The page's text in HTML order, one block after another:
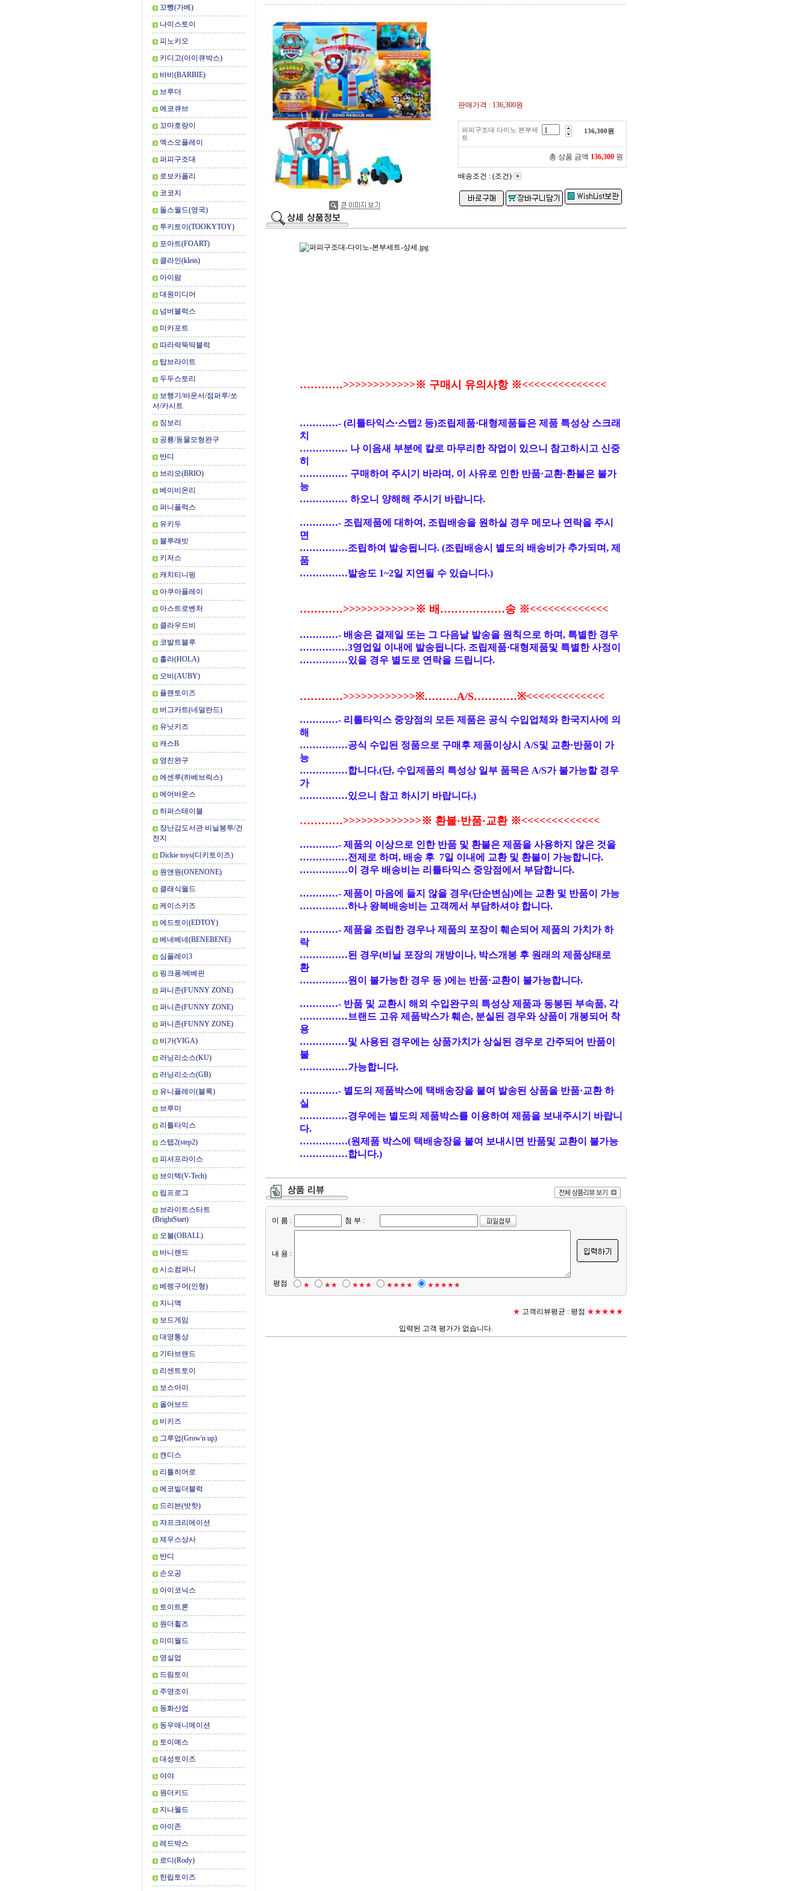
꼬뺑(가베)
나이스토이
피노키오
키디고(아이큐박스)
바비(BARBIE)
브루더
에코큐브
꼬마호랑이
엑스오플레이
퍼피구조대
로보카폴리
코코지
돌스월드(영국)
투키토이(TOOKYTOY)
포아트(FOART)
클라인(klein)
아이팜
대원미디어
넘버블럭스
미카포트
따라락뚝딱블럭
탑브라이트
두두스토리
보행기/바운서/점퍼루/쏘
서/카시트
짐보리
공룡/동물모형완구
반디
브리오(BRIO)
베이비온리
퍼니플럭스
유키두
블루래빗
키저스
캐치티니핑
아쿠아플레이
아스트로벤처
클라우드비
코발트블루
홀라(HOLA)
오비(AUBY)
플랜토이즈
버그카트(네덜란드)
유닛키즈
캐스B
영진완구
에센루(하베브릭스)
에어바운스
하퍼스테이블
장난감도서관 비닐봉투/건
전지
Dickie toys(디키토이즈)
원앤원(ONENONE)
클래식월드
케이스키즈
에드토이(EDTOY)
베네베네(BENEBENE)
심플레이3
핑크퐁/베베핀
퍼니존(FUNNY ZONE)
퍼니존(FUNNY ZONE)
퍼니존(FUNNY ZONE)
비가(VIGA)
러닝리소스(KU)
러닝리소스(GB)
유니플레이(블록)
브루미
리틀타익스
스텝2(step2)
피셔프라이스
브이텍(V-Tech)
립프로그
브라이트스타트
(BrightStart)
오볼(OBALL)
바니랜드
시소컴퍼니
베렝구어(인형)
지니맥
보드게임
대영통상
기타브랜드
리센트토이
보스아이
올어보드
비키즈
그루업(Grow'n up)
캔디스
리틀히어로
에코빌더블럭
드리븐(밧핫)
쟈프크리에이션
제우스상사
반디
손오공
아이코닉스
토이트론
원더휠즈
미미월드
영실업
드림토이
주영조이
동화산업
동우애니메이션
토이예스
대성토이즈
야야
원더키드
지나월드
아이존
레드박스
로디(Rody)
한립토이즈
판매가격 : 136,300원
퍼피구조대 다이노 본부세
트
136,300원
총 상품 금액 136,300 원
배송조건 : (조건)
…………>>>>>>>>>>>>※ 구매시 유의사항 ※<<<<<<<<<<<<<<
…………- (리틀타익스·스텝2 등)조립제품·대형제품들은 제품 특성상 스크래
치
…………… 나 이음새 부분에 칼로 마무리한 작업이 있으니 참고하시고 신중
히
…………… 구매하여 주시기 바라며, 이 사유로 인한 반품·교환·환불은 불가
능
…………… 하오니 양해해 주시기 바랍니다.
…………- 조립제품에 대하여, 조립배송을 원하실 경우 메모나 연락을 주시
면
……………조립하여 발송됩니다. (조립배송시 별도의 배송비가 추가되며, 제
품
……………발송도 1~2일 지연될 수 있습니다.)
…………>>>>>>>>>>>>※ 배………………송 ※<<<<<<<<<<<<<
…………- 배송은 결제일 또는 그 다음날 발송을 원칙으로 하며, 특별한 경우
……………3영업일 이내에 발송됩니다. 조립제품·대형제품및 특별한 사정이
……………있을 경우 별도로 연락을 드립니다.
…………>>>>>>>>>>>>※………A/S…………※<<<<<<<<<<<<<
…………- 리틀타익스 중앙점의 모든 제품은 공식 수입업체와 한국지사에 의
해
……………공식 수입된 정품으로 구매후 제품이상시 A/S및 교환·반품이 가
능
……………합니다.(단, 수입제품의 특성상 일부 품목은 A/S가 불가능할 경우
가
……………있으니 참고 하시기 바랍니다.)
…………>>>>>>>>>>>>>※ 환불·반품·교환 ※<<<<<<<<<<<<<
…………- 제품의 이상으로 인한 반품 및 환불은 제품을 사용하지 않은 것을
……………전제로 하며, 배송 후 7일 이내에 교환 및 환불이 가능합니다.
……………이 경우 배송비는 리틀타익스 중앙점에서 부담합니다.
…………- 제품이 마음에 들지 않을 경우(단순변심)에는 교환 및 반품이 가능
……………하나 왕복배송비는 고객께서 부담하셔야 합니다.
…………- 제품을 조립한 경우나 제품의 포장이 훼손되어 제품의 가치가 하
락
……………된 경우(비닐 포장의 개방이나, 박스개봉 후 원래의 제품상태로
환
……………원이 불가능한 경우 등 )에는 반품·교환이 불가능합니다.
…………- 반품 및 교환시 해외 수입완구의 특성상 제품과 동봉된 부속품, 각
……………브랜드 고유 제품박스가 훼손, 분실된 경우와 상품이 개봉되어 착
용
……………및 사용된 경우에는 상품가치가 상실된 경우로 간주되어 반품이
불
……………가능합니다.
…………- 별도의 제품박스에 택배송장을 붙여 발송된 상품을 반품·교환 하
실
……………경우에는 별도의 제품박스를 이용하여 제품을 보내주시기 바랍니
다.
……………(원제품 박스에 택배송장을 붙여 보내시면 반품및 교환이 불가능
……………합니다.)
이 름 : 첨 부 :
내 용 :
평점 ★ ★★ ★★★ ★★★★ ★★★★★
★ 고객리뷰평균 : 평점 ★★★★★
입력된 고객 평가가 없습니다.